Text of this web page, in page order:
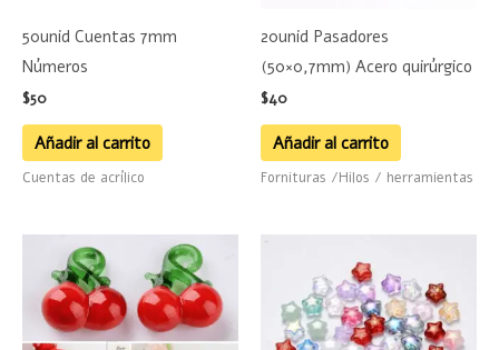
50unid Cuentas 7mm
Números
$50
Añadir al carrito
Cuentas de acrílico
20unid Pasadores
(50×0,7mm) Acero quirúrgico
$40
Añadir al carrito
Fornituras /Hilos / herramientas
Rango
de
precios:
desde
$40
hasta
Este
producto
tiene
múltiples